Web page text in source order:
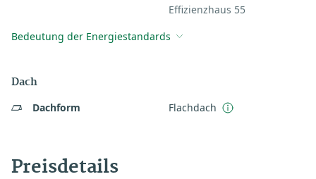
Effizienzhaus 55
Bedeutung der Energiestandards
Dach
Dachform Flachdach
Preisdetails